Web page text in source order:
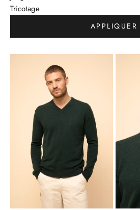
Tricotage
APPLIQUER